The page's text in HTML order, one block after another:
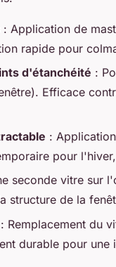
: Application de
rapide pour
d'étanchéité :
Efficace
:
pour
seconde vitre sur
structure de la
: Remplacement du
durable pour une